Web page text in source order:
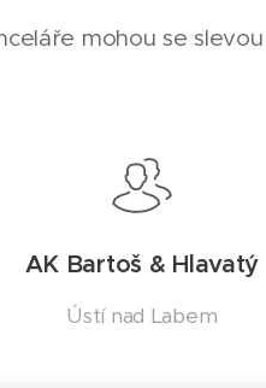
mohou se
AK Bartoš & Hlavatý
Ústí nad Labem